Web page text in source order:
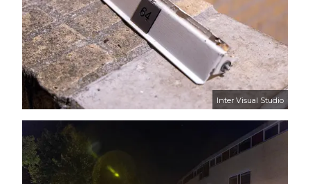
Inter Visual Studio